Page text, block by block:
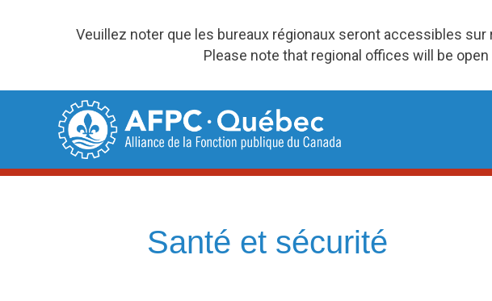
Veuillez noter que les bureaux régionaux seront accessibles
Please note that regional offices will be
Santé et sécurité